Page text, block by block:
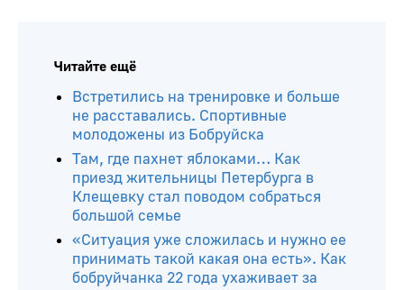
Читайте ещё
Встретились на тренировке и больше
не расставались. Спортивные
молодожены из Бобруйска
Там, где пахнет яблоками… Как
приезд жительницы Петербурга в
Клещевку стал поводом собраться
большой семье
«Ситуация уже сложилась и нужно ее
принимать такой какая она есть». Как
бобруйчанка 22 года ухаживает за